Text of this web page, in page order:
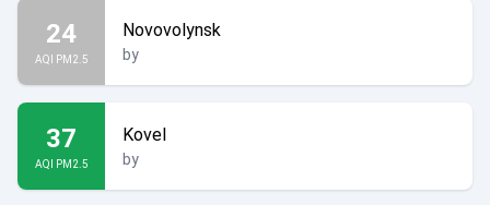
24
AQI PM2.5
Novovolynsk
by
37
AQI PM2.5
Kovel
by